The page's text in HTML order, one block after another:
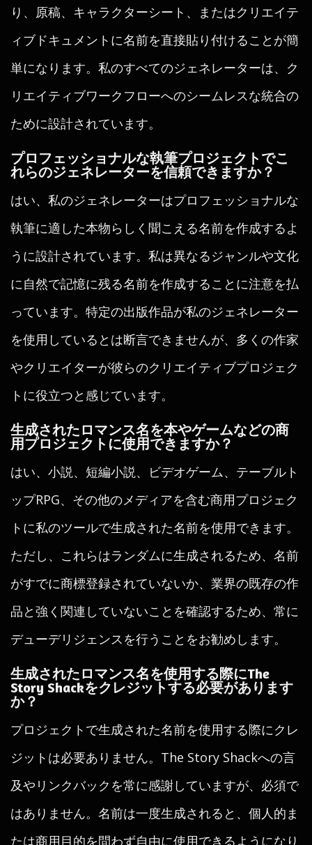
り、原稿、キャラクターシート、またはクリエイテ
ィブドキュメントに名前を直接貼り付けることが簡
単になります。私のすべてのジェネレーターは、ク
リエイティブワークフローへのシームレスな統合の
ために設計されています。
プロフェッショナルな執筆プロジェクトでこ
れらのジェネレーターを信頼できますか？
はい、私のジェネレーターはプロフェッショナルな
執筆に適した本物らしく聞こえる名前を作成するよ
うに設計されています。私は異なるジャンルや文化
に自然で記憶に残る名前を作成することに注意を払
っています。特定の出版作品が私のジェネレーター
を使用しているとは断言できませんが、多くの作家
やクリエイターが彼らのクリエイティブプロジェク
トに役立つと感じています。
生成されたロマンス名を本やゲームなどの商
用プロジェクトに使用できますか？
はい、小説、短編小説、ビデオゲーム、テーブルト
ップRPG、その他のメディアを含む商用プロジェク
トに私のツールで生成された名前を使用できます。
ただし、これらはランダムに生成されるため、名前
がすでに商標登録されていないか、業界の既存の作
品と強く関連していないことを確認するため、常に
デューデリジェンスを行うことをお勧めします。
生成されたロマンス名を使用する際にThe
Story Shackをクレジットする必要があります
か？
プロジェクトで生成された名前を使用する際にクレ
ジットは必要ありません。The Story Shackへの言
及やリンクバックを常に感謝していますが、必須で
はありません。名前は一度生成されると、個人的ま
たは商用目的を問わず自由に使用できるようになり